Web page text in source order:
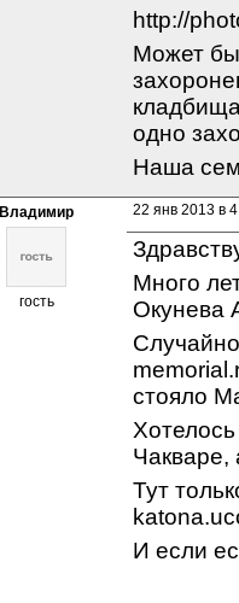
http://
Может
одно
Наша
Владимир
гость
22 янв 2013 в
Много
Окунева
стояло
Тут
И если